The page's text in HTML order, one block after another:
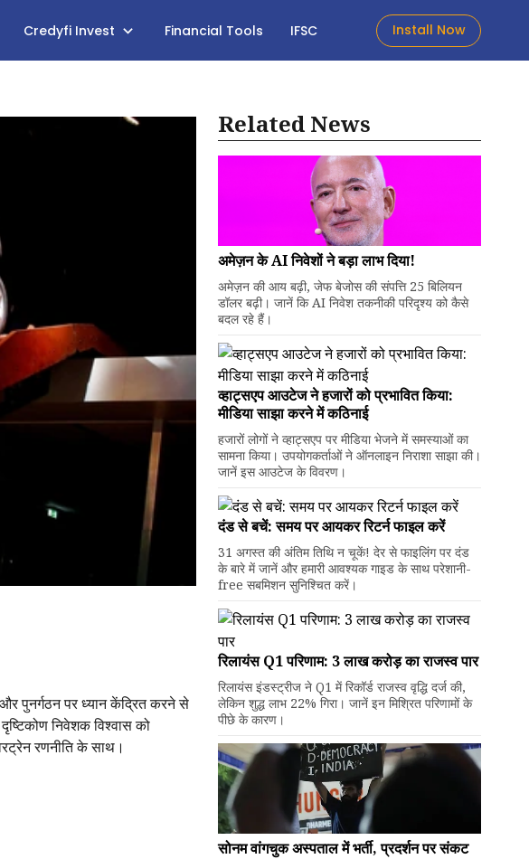
Credyfi Invest Financial Tools IFSC Install Now
पुनर्गठन पर ध्यान केंद्रित करने से
निवेशक विश्वास को
रणनीति के साथ।
Related News
अमेज़न के AI निवेशों ने बड़ा लाभ दिया!
अमेज़न की आय बढ़ी, जेफ बेजोस की संपत्ति 25 बिलियन
डॉलर बढ़ी। जानें कि AI निवेश तकनीकी परिदृश्य को कैसे
बदल रहे हैं।
व्हाट्सएप आउटेज ने हजारों को प्रभावित किया:
मीडिया साझा करने में कठिनाई
हजारों लोगों ने व्हाट्सएप पर मीडिया भेजने में समस्याओं का
सामना किया। उपयोगकर्ताओं ने ऑनलाइन निराशा साझा की।
जानें इस आउटेज के विवरण।
दंड से बचें: समय पर आयकर रिटर्न फाइल करें
31 अगस्त की अंतिम तिथि न चूकें! देर से फाइलिंग पर दंड
के बारे में जानें और हमारी आवश्यक गाइड के साथ परेशानी-
free सबमिशन सुनिश्चित करें।
रिलायंस Q1 परिणाम: ₹3 लाख करोड़ का राजस्व पार
रिलायंस इंडस्ट्रीज ने Q1 में रिकॉर्ड राजस्व वृद्धि दर्ज की,
लेकिन शुद्ध लाभ 22% गिरा। जानें इन मिश्रित परिणामों के
पीछे के कारण।
सोनम वांगचुक अस्पताल में भर्ती, प्रदर्शन पर संकट